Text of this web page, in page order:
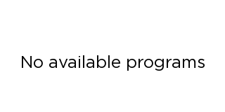
No available programs